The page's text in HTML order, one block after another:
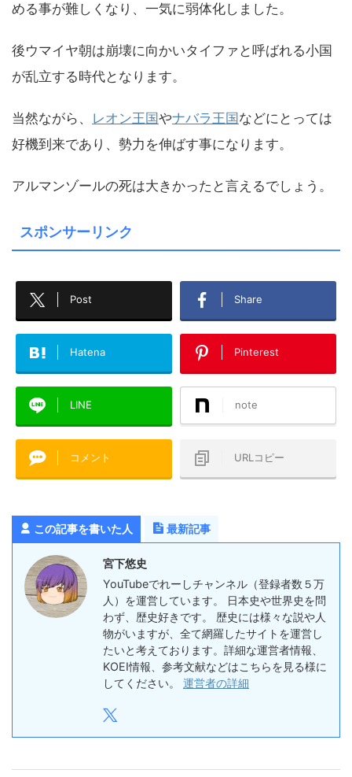
める事が難しくなり、一気に弱体化しました。
後ウマイヤ朝は崩壊に向かいタイファと呼ばれる小国
が乱立する時代となります。
当然ながら、 レオン王国やナバラ王国 などにとっては
好機到来であり、勢力を伸ばす事になります。
アルマンゾールの死は大きかったと言えるでしょう。
スポンサーリンク
Post Share
Hatena Pinterest
LINE note
コメント URLコピー
この記事を書いた人 最新記事
宮下悠史
YouTubeでれーしチャンネル（登録者数５万
人）を運営しています。 日本史や世界史を問
わず、歴史好きです。 歴史には様々な説や人
物がいますが、全て網羅したサイトを運営し
たいと考えております。詳細な運営者情報、
KOEI情報、参考文献などはこちらを見る様に
してください。 運営者の詳細